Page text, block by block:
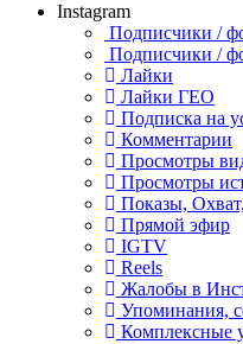
Instagram
Подписчики /
Подписчики /
Лайки
Лайки ГЕО
Подписка на
Комментарии
Просмотры
Просмотры
Показы,
Прямой эфир
IGTV
Reels
Жалобы в
Упоминания,
Комплексные